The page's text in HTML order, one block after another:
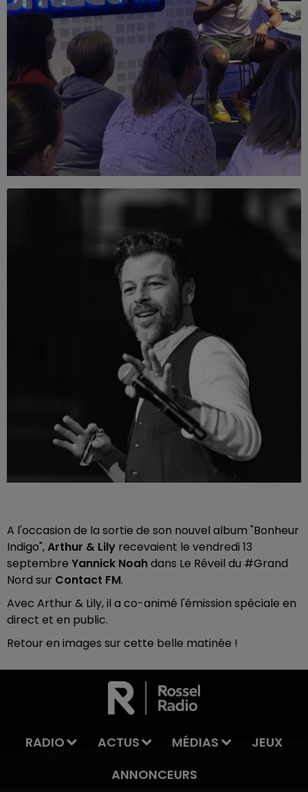
LA TEAM DE L'ÉTÉ
A l'occasion de la sortie de son nouvel album "Bonheur
Indigo",Arthur & Lily recevaient le vendredi 13
septembre Yannick Noahdans Le Réveil du #Grand
Nord sur Contact FM.
Avec Arthur & Lily, il a co-animé l'émission spéciale en
direct et en public.
Retour en images sur cette belle matinée !
RADIO ACTUS MÉDIAS
JEUX
ANNONCEURS